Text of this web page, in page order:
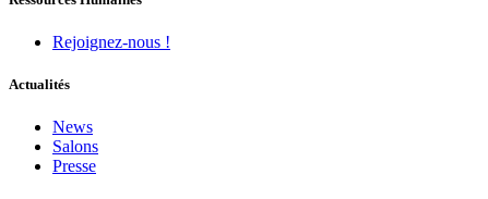
Rejoignez-nous !
Actualités
News
Salons
Presse